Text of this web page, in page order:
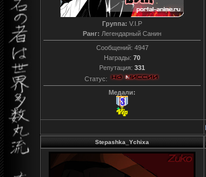
Группа: V.I.P
Ранг: Легендарный Санин
Сообщений: 4947
Награды: 70
Репутация: 331
Статус:
Медали:
Stepashka_Ychixa